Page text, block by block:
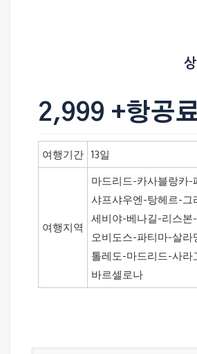
2,999 +항공
여행기간 13일
여행지역
마드리드-카사블랑카-
샤프샤우엔-탕헤르-그
세비야-베나길-리스본
오비도스-파티마-살라
톨레도-마드리드-사라
바르셀로나